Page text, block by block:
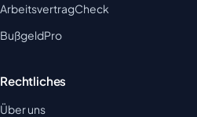
ArbeitsvertragCheck
BußgeldPro
Rechtliches
Über uns